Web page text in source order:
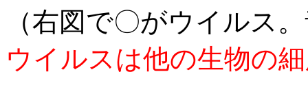
（右図で〇がウイルス
ウイルスは他の生物の